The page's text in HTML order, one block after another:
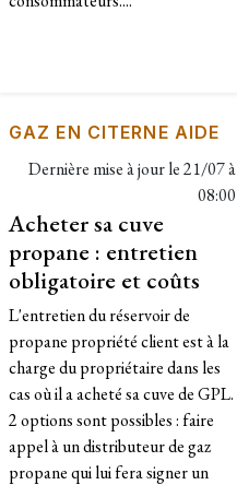
GAZ EN CITERNE AIDE
Dernière mise à jour le21/07 à
08:00
Acheter sa cuve
propane : entretien
obligatoire et coûts
L'entretien du réservoir de
propane propriété client est à la
charge du propriétaire dans les
cas où il a acheté sa cuve de GPL.
2 options sont possibles : faire
appel à un distributeur de gaz
propane qui lui fera signer un